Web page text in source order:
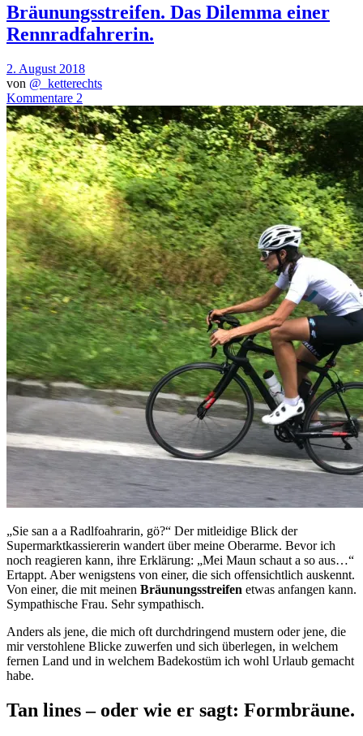
Bräunungsstreifen. Das Dilemma einer
Rennradfahrerin.
2. August 2018
von @_ketterechts
Kommentare 2
„Sie san a a Radlfoahrarin, gö?“ Der mitleidige Blick der
Supermarktkassiererin wandert über meine Oberarme. Bevor ich
noch reagieren kann, ihre Erklärung: „Mei Maun schaut a so aus…“
Ertappt. Aber wenigstens von einer, die sich offensichtlich auskennt.
Von einer, die mit meinen Bräunungsstreifen etwas anfangen kann.
Sympathische Frau. Sehr sympathisch.
Anders als jene, die mich oft durchdringend mustern oder jene, die
mir verstohlene Blicke zuwerfen und sich überlegen, in welchem
fernen Land und in welchem Badekostüm ich wohl Urlaub gemacht
habe.
Tan lines – oder wie er sagt: Formbräune.